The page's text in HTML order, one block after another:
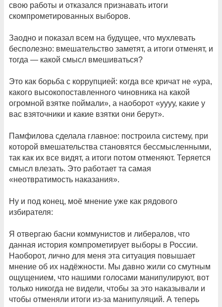
свою работы и отказался признавать итоги
скомпрометированных выборов.
Заодно и показал всем на будущее, что мухлевать
бесполезно: вмешательство заметят, а итоги отменят, и
тогда — какой смысл вмешиваться?
Это как борьба с коррупцией: когда все кричат не «ура,
какого высокопоставленного чиновника на какой
огромной взятке поймали», а наоборот «уууу, какие у
вас взяточники и какие взятки они берут».
Памфилова сделала главное: построила систему, при
которой вмешательства становятся бессмысленными,
так как их все видят, а итоги потом отменяют. Теряется
смысл влезать. Это работает та самая
«неотвратимость наказания».
Ну и под конец, моё мнение уже как рядового
избирателя:
Я отвергаю басни коммунистов и либералов, что
данная история компрометирует выборы в России.
Наоборот, лично для меня эта ситуация повышает
мнение об их надёжности. Мы давно жили со смутным
ощущением, что нашими голосами манипулируют, вот
только никогда не видели, чтобы за это наказывали и
чтобы отменяли итоги из-за манипуляций. А теперь